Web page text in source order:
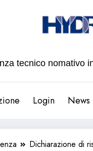
tecnico nomativo
Login News
Dichiarazione di